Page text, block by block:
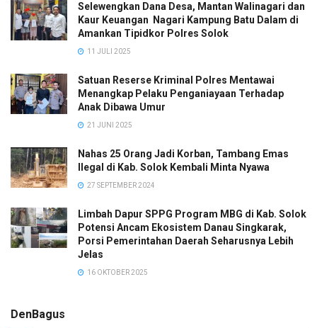
Selewengkan Dana Desa, Mantan Walinagari dan
Kaur Keuangan Nagari Kampung Batu Dalam di
Amankan Tipidkor Polres Solok
11 JULI 2025
Satuan Reserse Kriminal Polres Mentawai
Menangkap Pelaku Penganiayaan Terhadap
Anak Dibawa Umur
21 JUNI 2025
Nahas 25 Orang Jadi Korban, Tambang Emas
Ilegal di Kab. Solok Kembali Minta Nyawa
27 SEPTEMBER 2024
Limbah Dapur SPPG Program MBG di Kab. Solok
Potensi Ancam Ekosistem Danau Singkarak,
Porsi Pemerintahan Daerah Seharusnya Lebih
Jelas
16 OKTOBER 2025
DenBagus